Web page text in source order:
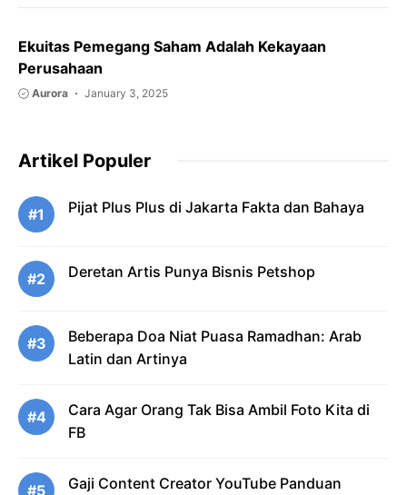
Ekuitas Pemegang Saham Adalah Kekayaan
Perusahaan
Aurora January 3, 2025
Artikel Populer
#1 Pijat Plus Plus di Jakarta Fakta dan Bahaya
#2 Deretan Artis Punya Bisnis Petshop
#3
Beberapa Doa Niat Puasa Ramadhan: Arab
Latin dan Artinya
#4
Cara Agar Orang Tak Bisa Ambil Foto Kita di
FB
#5 Gaji Content Creator YouTube Panduan